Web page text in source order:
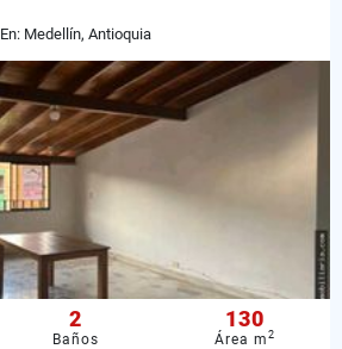
En: Medellín, Antioquia
2
Baños
130
Área m2